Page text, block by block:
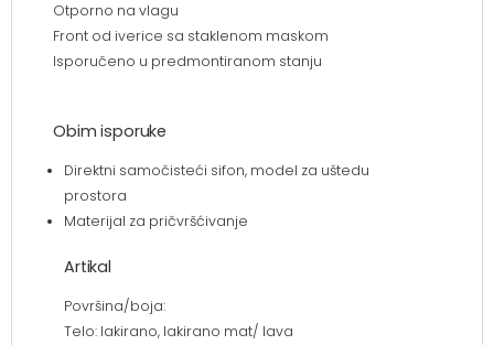
Otporno na vlagu
Front od iverice sa staklenom maskom
Isporučeno u predmontiranom stanju
Obim isporuke
Direktni samočisteći sifon, model za uštedu
prostora
Materijal za pričvršćivanje
Artikal
Površina/boja:
Telo: lakirano, lakirano mat/ lava